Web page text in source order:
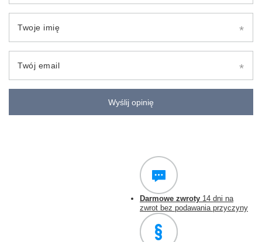
Twoje imię
Twój email
Wyślij opinię
Darmowe zwroty 14 dni na
zwrot bez podawania przyczyny